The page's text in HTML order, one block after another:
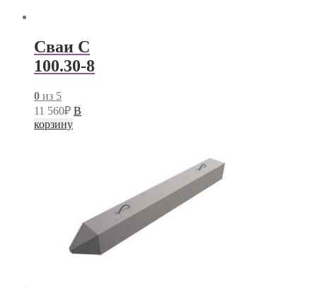
Сваи С
100.30-8
0 из 5
11 560₽ В
корзину